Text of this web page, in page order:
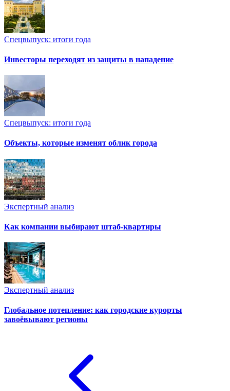
Спецвыпуск: итоги года
Инвесторы переходят из защиты в нападение
Спецвыпуск: итоги года
Объекты, которые изменят облик города
Экспертный анализ
Как компании выбирают штаб-квартиры
Экспертный анализ
Глобальное потепление: как городские курорты
завоёвывают регионы